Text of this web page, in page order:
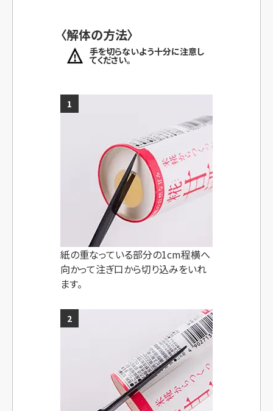
〈解体の方法〉
手を切らないよう十分に注意し
てください。
1
紙の重なっている部分の1cm程横へ
向かって注ぎ口から切り込みをいれ
ます。
2